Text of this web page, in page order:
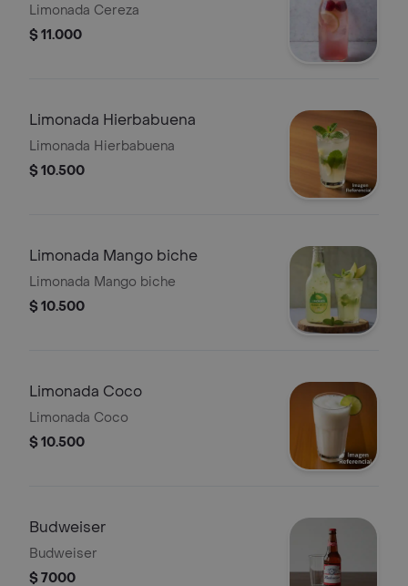
Limonada Cereza
$ 11.000
Limonada Hierbabuena
Limonada Hierbabuena
$ 10.500
Limonada Mango biche
Limonada Mango biche
$ 10.500
Limonada Coco
Limonada Coco
$ 10.500
Budweiser
Budweiser
$ 7000